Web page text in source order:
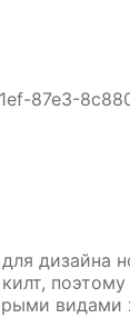
87e3-
дизайна
видами